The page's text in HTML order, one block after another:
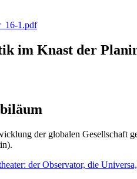
1.pdf
im Knast der
der globalen
der Observator, die